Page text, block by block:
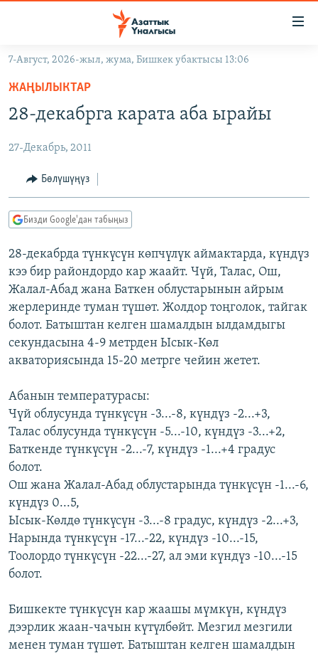
Навигацияга
өтүңүз
салыңыз
КЫРГЫЗСТАН
САЯСАТ
ЭКОНОМИКА
ДҮЙНӨ
ДҮЙНӨ
БОРБОР АЗИЯ
УКРАИНА
АТАЙЫН ИЛИКТӨӨ
БҮГҮН АЗАТТЫКТА
ЭКСПЕРТТЕР ТАЛДАЙТ
БИЗ ЖАНА ДҮЙНӨ
ДАНИСТЕ
ЭЖЕ-СИҢДИЛЕР
АЗАТТЫК+
ПОДКАСТ
ӨЗГӨЧӨ ПИКИР
Русский
ОНЛАЙН ШЕРИНЕ
ЭЕ/АРнун бардык сайттары
7-Август, 2026-жыл, жума, Бишкек убактысы 13:06
ЖАҢЫЛЫКТАР
28-декабрга карата аба ырайы
27-Декабрь, 2011
Бөлүшүңүз
Бизди Google'дан табыңыз
28-декабрда түнкүсүн көпчүлүк аймактарда, күндүз
кээ бир райондордо кар жаайт. Чүй, Талас, Ош,
Жалал-Абад жана Баткен облустарынын айрым
жерлеринде туман түшөт. Жолдор тоңголок, тайгак
болот. Батыштан келген шамалдын ылдамдыгы
секундасына 4-9 метрден Ысык-Көл
акваториясында 15-20 метрге чейин жетет.
Абанын температурасы:
Чүй облусунда түнкүсүн -3...-8, күндүз -2...+3,
Талас облусунда түнкүсүн -5...-10, күндүз -3...+2,
Баткенде түнкүсүн -2...-7, күндүз -1...+4 градус
болот.
Ош жана Жалал-Абад облустарында түнкүсүн -1...-6,
күндүз 0...5,
Ысык-Көлдө түнкүсүн -3...-8 градус, күндүз -2...+3,
Нарында түнкүсүн -17...-22, күндүз -10...-15,
Тоолордо түнкүсүн -22...-27, ал эми күндүз -10...-15
болот.
Бишкекте түнкүсүн кар жаашы мүмкүн, күндүз
дээрлик жаан-чачын күтүлбөйт. Мезгил мезгили
менен туман түшөт. Батыштан келген шамалдын